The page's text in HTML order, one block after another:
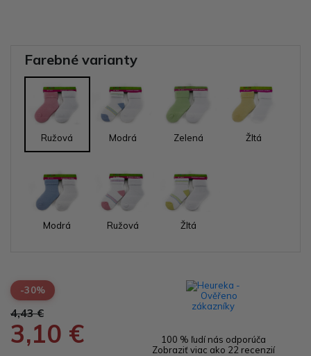
Farebné varianty
Ružová Modrá Zelená Žltá
Modrá Ružová Žltá
-30%
4,43 €
3,10 €
100 % ľudí nás odporúča
Zobraziť viac ako 22 recenzií